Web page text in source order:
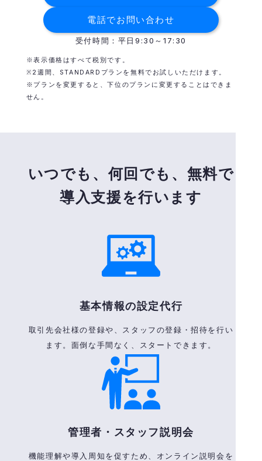
電話でお問い合わせ
受付時間：平日9:30～17:30
※表示価格はすべて税別です。
※2週間、STANDARDプランを無料でお試しいただけます。
※プランを変更すると、下位のプランに変更することはできま
せん。
いつでも、何回でも、 無料で
導入支援を行います
基本情報の設定代行
取引先会社様の登録や、スタッフの登録・招待を行い
ます。面倒な手間なく、スタートできます。
管理者・スタッフ説明会
機能理解や導入周知を促すため、オンライン説明会を